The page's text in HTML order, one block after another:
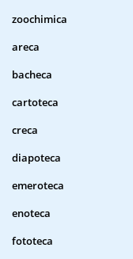
zoochimica
areca
bacheca
cartoteca
creca
diapoteca
emeroteca
enoteca
fototeca